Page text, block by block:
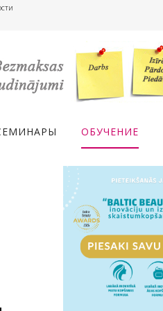
ОБУЧЕНИЕ